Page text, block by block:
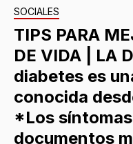
SOCIALES
TIPS PARA
DE VIDA | LA
diabetes es
conocida
*Los
documentos